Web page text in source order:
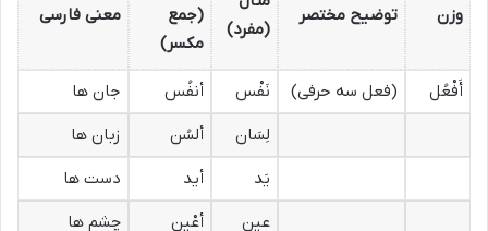
وزن توضیح مختصر
(مفرد)
(جمع
مکسر)
معنی فارسی
أَفْعُل (فعل سه حرفی) نَفْس أنفُس
جان ها
لِسَان
ألسُن
زبان ها
یَد
أید
دست ها
عین
أعْین چشم ها